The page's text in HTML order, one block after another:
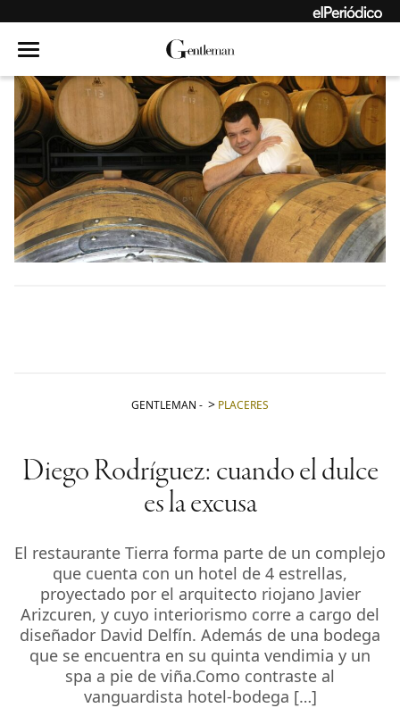
GENTLEMAN - PLACERES
Diego Rodríguez: cuando el dulce
es la excusa
El restaurante Tierra forma parte de un complejo
que cuenta con un hotel de 4 estrellas,
proyectado por el arquitecto riojano Javier
Arizcuren, y cuyo interiorismo corre a cargo del
diseñador David Delfín. Además de una bodega
que se encuentra en su quinta vendimia y un
spa a pie de viña.Como contraste al
vanguardista hotel-bodega […]